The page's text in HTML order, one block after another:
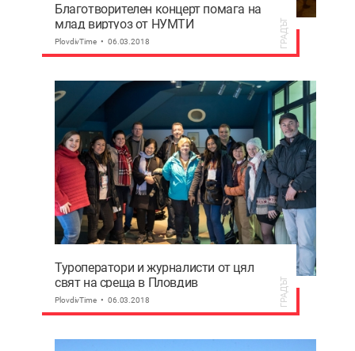
Благотворителен концерт помага на
млад виртуоз от НУМТИ
PlovdivTime 06.03.2018 ГРАДЪТ
Туроператори и журналисти от цял
свят на среща в Пловдив
PlovdivTime 06.03.2018 ГРАДЪТ